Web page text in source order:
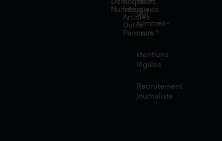
Numérique
Interviews
Articles
Outils
Parcours
Qui
sommes-
nous ?
Mentions
légales
Recrutement
journaliste